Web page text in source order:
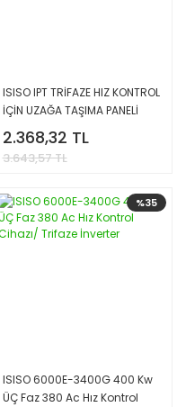
ISISO IPT TRİFAZE HIZ KONTROL
İÇİN UZAĞA TAŞIMA PANELİ
2.368,32 TL
3.643,57 TL
%35
ISISO 6000E-3400G 400 Kw
ÜÇ Faz 380 Ac Hız Kontrol